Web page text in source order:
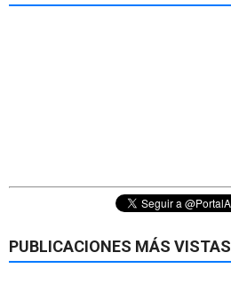
PUBLICACIONES MÁS VISTAS